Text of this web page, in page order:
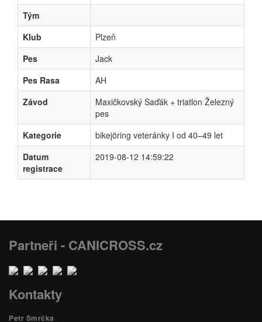
Tým
Klub
Plzeň
Pes
Jack
Pes Rasa
AH
Závod
Maxičkovský Saďák + triatlon Železný
pes
Kategorie
bikejöring veteránky I od 40–49 let
Datum
registrace
2019-08-12 14:59:22
Partneři - CANICROSS.cz
Kontakty
Petr Smrčka